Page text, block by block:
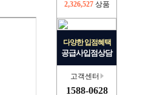
2,326,527 상품
2,409,200
다양한 입점혜택
공급사입점상담
고객센터
1588-0628